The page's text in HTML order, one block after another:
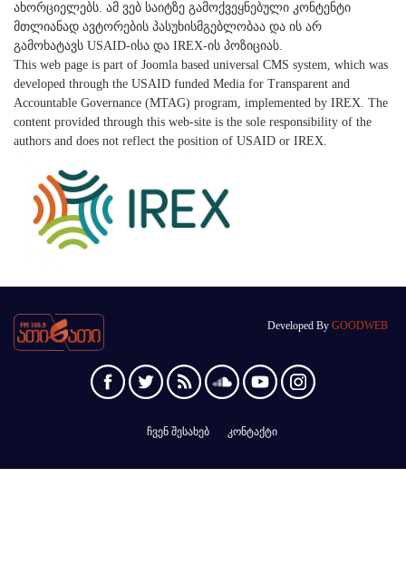
ახორციელებს. ამ ვებ საიტზე გამოქვეყნებული კონტენტი
მთლიანად ავტორების პასუხისმგებლობაა და ის არ
გამოხატავს USAID-ისა და IREX-ის პოზიციას.
This web page is part of Joomla based universal CMS system, which was
developed through the USAID funded Media for Transparent and
Accountable Governance (MTAG) program, implemented by IREX. The
content provided through this web-site is the sole responsibility of the
authors and does not reflect the position of USAID or IREX.
Developed By GOODWEB
ჩვენ შესახებ კონტაქტი